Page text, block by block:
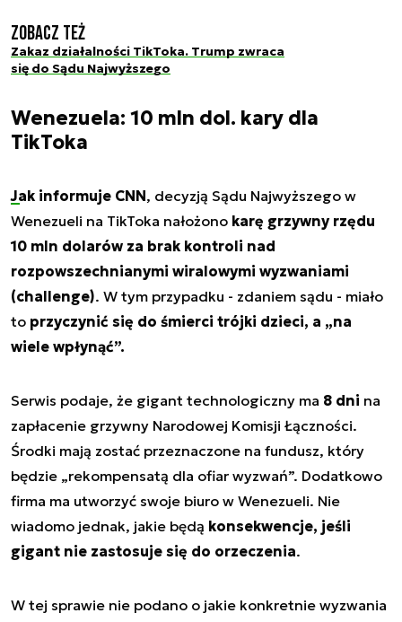
Zobacz też
Zakaz działalności TikToka. Trump zwraca
się do Sądu Najwyższego
Wenezuela: 10 mln dol. kary dla
TikToka
Jak informuje CNN, decyzją Sądu Najwyższego w
Wenezueli na TikToka nałożono karę grzywny rzędu
10 mln dolarów za brak kontroli nad
rozpowszechnianymi wiralowymi wyzwaniami
(challenge). W tym przypadku - zdaniem sądu - miało
to przyczynić się do śmierci trójki dzieci, a „na
wiele wpłynąć”.
Serwis podaje, że gigant technologiczny ma 8 dni na
zapłacenie grzywny Narodowej Komisji Łączności.
Środki mają zostać przeznaczone na fundusz, który
będzie „rekompensatą dla ofiar wyzwań”. Dodatkowo
firma ma utworzyć swoje biuro w Wenezueli. Nie
wiadomo jednak, jakie będą konsekwencje, jeśli
gigant nie zastosuje się do orzeczenia.
W tej sprawie nie podano o jakie konkretnie wyzwania